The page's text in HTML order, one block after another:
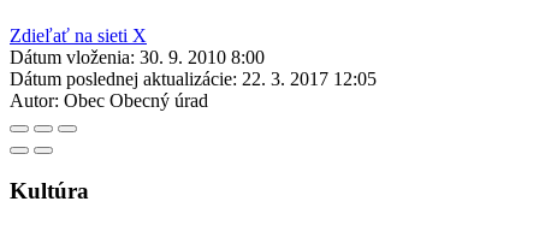
Zdieľať na sieti X
Dátum vloženia: 30. 9. 2010 8:00
Dátum poslednej aktualizácie: 22. 3. 2017 12:05
Autor: Obec Obecný úrad
Kultúra